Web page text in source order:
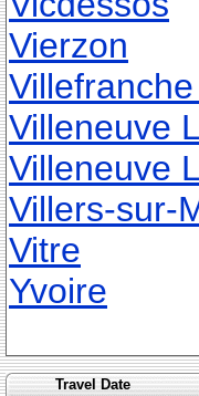
Vierzon
Villeneuve
Villeneuve
Villers-sur-
Vitre
Yvoire
Travel Date